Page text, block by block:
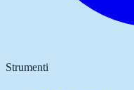
Strumenti